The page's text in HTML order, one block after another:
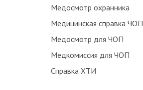
Медосмотр охранника
Медицинская справка ЧОП
Медосмотр для ЧОП
Медкомиссия для ЧОП
Справка ХТИ